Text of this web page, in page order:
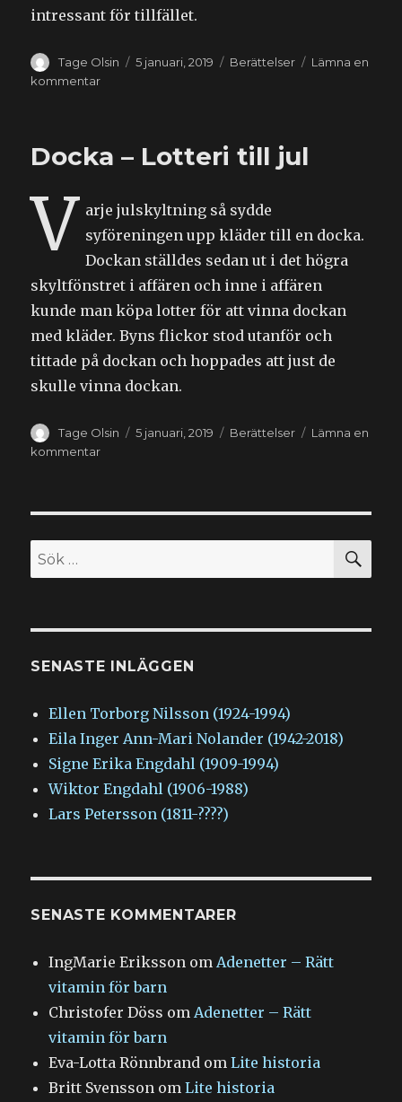
intressant för tillfället.
Författare
Tage Olsin
Publicerat
5 januari, 2019 Kategorier
Berättelser
Lämna en
kommentartill
Docka – Lotteri till jul
V arje julskyltning så sydde
syföreningen upp kläder till en docka.
Dockan ställdes sedan ut i det högra
skyltfönstret i affären och inne i affären
kunde man köpa lotter för att vinna dockan
med kläder. Byns flickor stod utanför och
tittade på dockan och hoppades att just de
skulle vinna dockan.
Författare
Tage Olsin
Publicerat
5 januari, 2019 Kategorier
Berättelser
Lämna en
kommentartill
jul
Sök
efter:
SENASTE INLÄGGEN
Ellen Torborg Nilsson (1924-1994)
Eila Inger Ann-Mari Nolander (1942-2018)
Signe Erika Engdahl (1909-1994)
Wiktor Engdahl (1906-1988)
Lars Petersson (1811-????)
SENASTE KOMMENTARER
IngMarie Eriksson om Adenetter – Rätt
vitamin för barn
Christofer Döss om Adenetter – Rätt
vitamin för barn
Eva-Lotta Rönnbrand omLite historia
Britt Svensson omLite historia